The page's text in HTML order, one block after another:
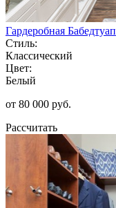
Гардеробная Бабедтуап
Стиль:
Классический
Цвет:
Белый
от 80 000 руб.
Рассчитать